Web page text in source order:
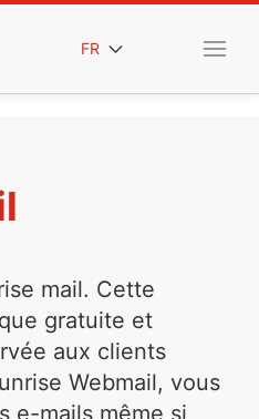
FR
mail. Cette
gratuite et
aux clients
Webmail, vous
e-mails même si